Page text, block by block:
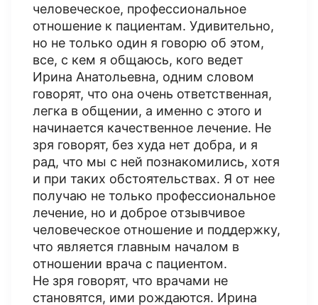
человеческое, профессиональное
отношение к пациентам. Удивительно,
но не только один я говорю об этом,
все, с кем я общаюсь, кого ведет
Ирина Анатольевна, одним словом
говорят, что она очень ответственная,
легка в общении, а именно с этого и
начинается качественное лечение. Не
зря говорят, без худа нет добра, и я
рад, что мы с ней познакомились, хотя
и при таких обстоятельствах. Я от нее
получаю не только профессиональное
лечение, но и доброе отзывчивое
человеческое отношение и поддержку,
что является главным началом в
отношении врача с пациентом.
Не зря говорят, что врачами не
становятся, ими рождаются. Ирина